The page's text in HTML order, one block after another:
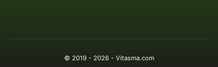
© 2019 - 2026 - Vitasma.com